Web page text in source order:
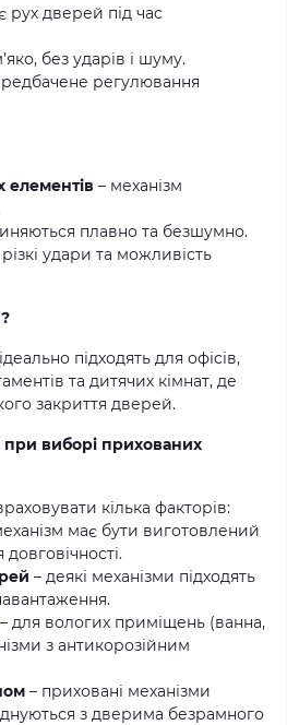
дверей під час
без ударів і шуму.
регулювання
елементів – механізм
плавно та безшумно.
удари та можливість
підходять для офісів,
та дитячих кімнат, де
закриття дверей.
виборі прихованих
кілька факторів:
має бути виготовлений
– деякі механізми підходять
– для вологих приміщень (ванна,
з антикорозійним
– приховані механізми
з дверима безрамного